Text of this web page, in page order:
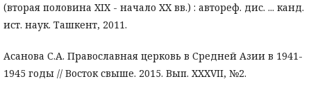
(вторая половина XIX - начало XX вв.) : автореф. дис. ... канд.
ист. наук. Ташкент, 2011.
Асанова С.А. Православная церковь в Средней Азии в 1941-
1945 годы // Восток свыше. 2015. Вып. XXXVII, №2.